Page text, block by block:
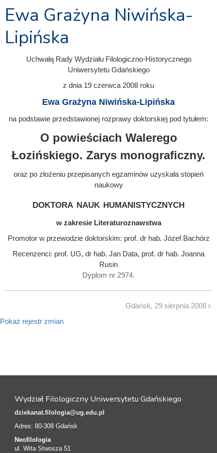
Ewa Grażyna Niwińska-
Lipińska
Uchwałą Rady Wydziału Filologiczno-Historycznego
Uniwersytetu Gdańskiego
z dnia 19 czerwca 2008 roku
Ewa Grażyna Niwińska-Lipińska
na podstawie przedstawionej rozprawy doktorskiej pod tytułem:
O powieściach Walerego
Łozińskiego. Zarys monograficzny.
oraz po złożeniu przepisanych egzaminów uzyskała stopień
naukowy
doktora nauk humanistycznych
w zakresie Literaturoznawstwa
Promotor w przewodzie doktorskim: prof. dr hab. Józef Bachórz
Recenzenci: prof. UG, dr hab. Jan Data, prof. dr hab. Joanna
Rusin
Dyplom nr 2974.
Gdańsk, 29 sierpnia 2008 r.
Pokaż rejestr zmian
Wydział Filologiczny Uniwersytetu Gdańskiego
dziekanat.filologia@ug.edu.pl
Adres: 80-308 Gdańsk
Neofilologia
ul. Wita Stwosza 51